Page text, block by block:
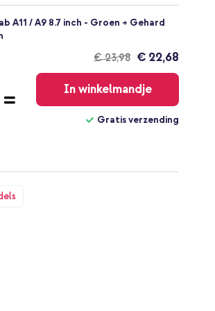
A11 / A9 8.7 inch - Groen + Gehard
€ 23,98
verzending
€ 22,68
In winkelmandje
Gratis verzending
A11 / A9 8.7 inch - Groen + Wall
Delivery - 20 Watt - Black